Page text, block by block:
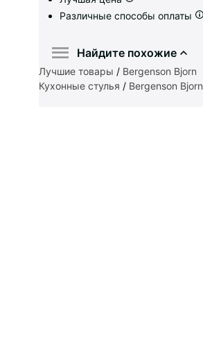
Различные способы оплаты
Найдите похожие
Лучшие товары / Bergenson Bjorn
Кухонные стулья / Bergenson Bjorn